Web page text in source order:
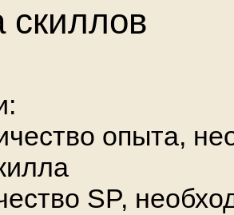
скиллов
опыта,
SP,